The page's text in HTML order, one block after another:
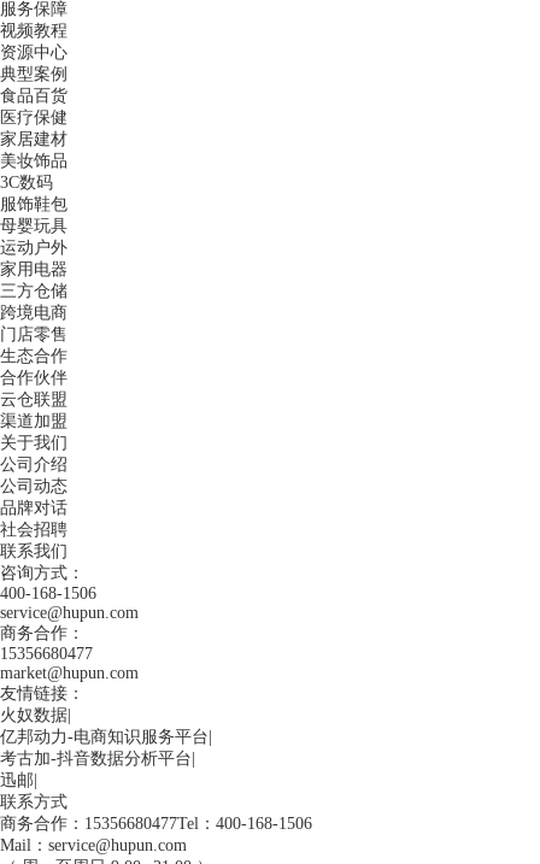
服务保障
视频教程
资源中心
典型案例
食品百货
医疗保健
家居建材
美妆饰品
3C数码
服饰鞋包
母婴玩具
运动户外
家用电器
三方仓储
跨境电商
门店零售
生态合作
合作伙伴
云仓联盟
渠道加盟
关于我们
公司介绍
公司动态
品牌对话
社会招聘
联系我们
咨询方式：
400-168-1506
service@hupun.com
商务合作：
15356680477
market@hupun.com
友情链接：
火奴数据
亿邦动力-电商知识服务平台
考古加-抖音数据分析平台
迅邮
联系方式
商务合作：15356680477Tel：400-168-1506
Mail：service@hupun.com